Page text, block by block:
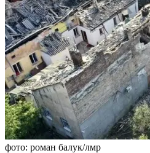
фото: роман балук/лмр